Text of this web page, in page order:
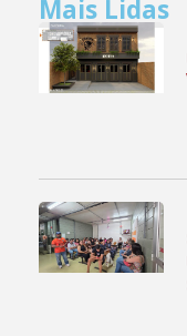
Mais Lidas